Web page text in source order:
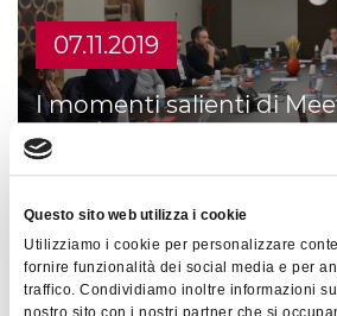
Questo sito web utilizza i cookie
Utilizziamo i cookie per personalizzare
fornire funzionalità dei social media e per
traffico. Condividiamo inoltre informazioni
nostro sito con i nostri partner che si
07.11.2019
I momenti salienti di
Experience Meccanica/
07 Novembre